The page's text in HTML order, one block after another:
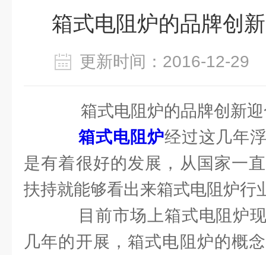
箱式电阻炉的品牌创
更新时间：2016-12-
箱式电阻炉的品牌创新迎
箱式电阻炉经过这几年
是有着很好的发展，从国家一
扶持就能够看出来箱式电阻炉行
目前市场上箱式电阻炉
几年的开展，箱式电阻炉的概